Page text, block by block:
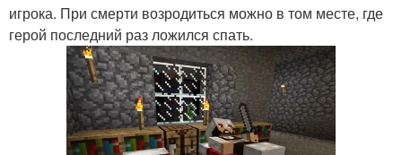
игрока. При смерти возродиться можно в том месте, где
герой последний раз ложился спать.